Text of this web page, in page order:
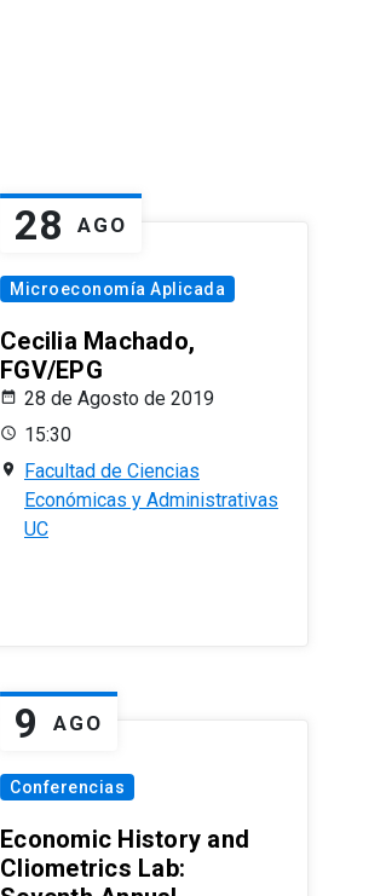
28 AGO
Microeconomía Aplicada
Cecilia Machado,
FGV/EPG
28 de Agosto de 2019
15:30
Facultad de Ciencias
Económicas y Administrativas
UC
9 AGO
Conferencias
Economic History and
Cliometrics Lab: